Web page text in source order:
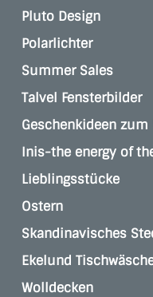
Pluto Design
Polarlichter
Summer Sales
Talvel Fensterbilder
Geschenkideen
Inis-the energy of
Lieblingsstücke
Ostern
Skandinavisches
Ekelund
Wolldecken